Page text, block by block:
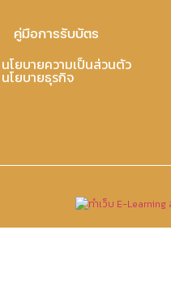
คู่มือการรับบัตร
นโยบายความเป็นส่วนตัว
นโยบายธุรกิจ